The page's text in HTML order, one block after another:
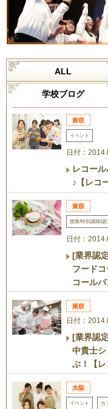
ALL
学校ブログ
イベント
日付：
レコー
♪【レコ
授業/特別講師/講
日付：
[業界認
フード
コール
日付：
[業界認
中貴士
ぶ！【
イベント カ